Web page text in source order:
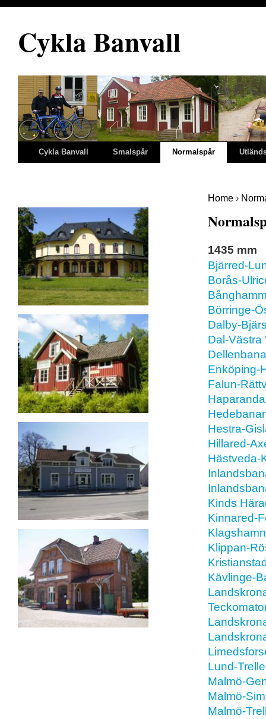
Cykla Banvall
Cykla Banvall Smalspår Normalspår
Home ›
1435 mm
Bjärred-
Borås-
Börringe-
Dalby-
Dal-Västra
Enköping-
Falun-
Hestra-
Hillared-
Hästveda-
Kinds
Kinnared-
Klippan-
Kävlinge-
Lund-
Malmö-
Malmö-
Malmö-